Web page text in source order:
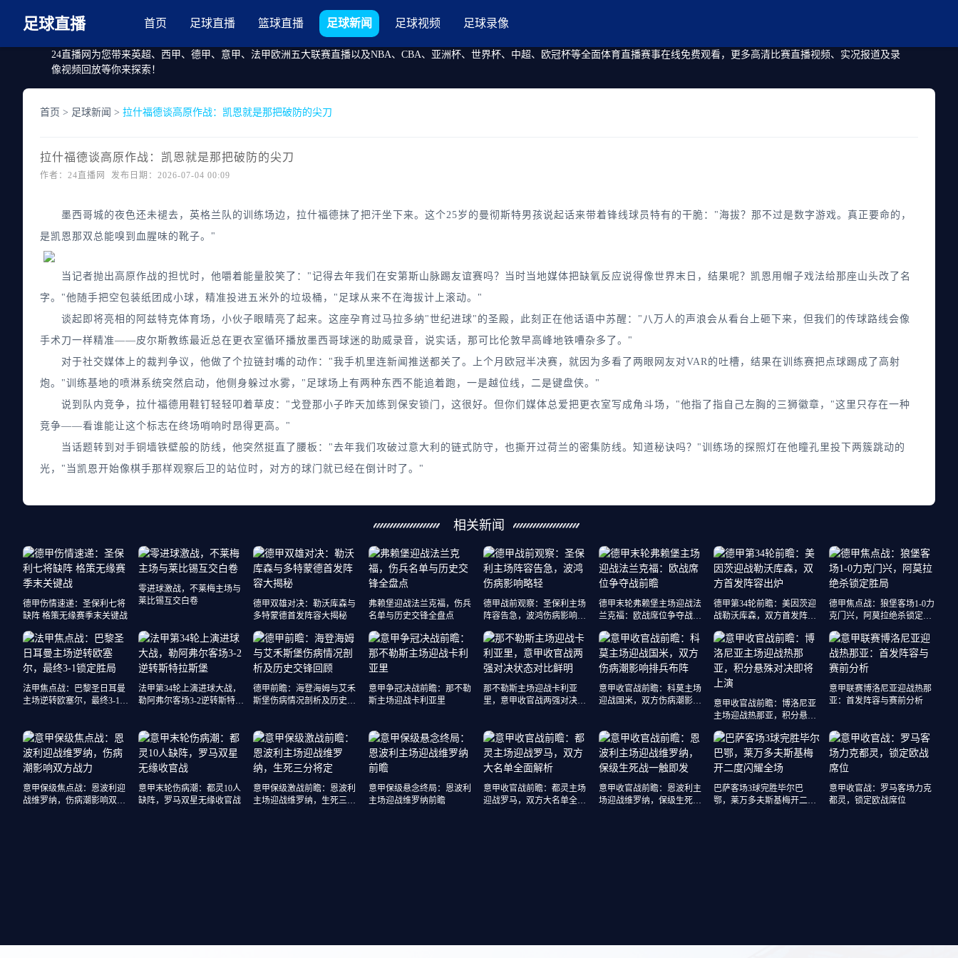
足球直播 首页 足球直播 篮球直播 足球新闻 足球视频 足球录像
24直播网为您带来英超、西甲、德甲、意甲、法甲欧洲五大联赛直播以及NBA、CBA、亚洲杯、世界杯、中超、欧冠杯等全面体育直播赛事在线免费观看，更多高清比赛直播视频、实况报道及录
像视频回放等你来探索！
首页 > 足球新闻 > 拉什福德谈高原作战：凯恩就是那把破防的尖刀
拉什福德谈高原作战：凯恩就是那把破防的尖刀
作者：24直播网 发布日期：2026-07-04 00:09
墨西哥城的夜色还未褪去，英格兰队的训练场边，拉什福德抹了把汗坐下来。这个25岁的曼彻斯特男孩说起话来带着锋线球员特有的干脆："海拔？那不过是数字游戏。真正要命的，
是凯恩那双总能嗅到血腥味的靴子。"
当记者抛出高原作战的担忧时，他嚼着能量胶笑了："记得去年我们在安第斯山脉踢友谊赛吗？当时当地媒体把缺氧反应说得像世界末日，结果呢？凯恩用帽子戏法给那座山头改了名
字。"他随手把空包装纸团成小球，精准投进五米外的垃圾桶，"足球从来不在海拔计上滚动。"
谈起即将亮相的阿兹特克体育场，小伙子眼睛亮了起来。这座孕育过马拉多纳"世纪进球"的圣殿，此刻正在他话语中苏醒："八万人的声浪会从看台上砸下来，但我们的传球路线会像
手术刀一样精准——皮尔斯教练最近总在更衣室循环播放墨西哥球迷的助威录音，说实话，那可比伦敦早高峰地铁嘈杂多了。"
对于社交媒体上的裁判争议，他做了个拉链封嘴的动作："我手机里连新闻推送都关了。上个月欧冠半决赛，就因为多看了两眼网友对VAR的吐槽，结果在训练赛把点球踢成了高射
炮。"训练基地的喷淋系统突然启动，他侧身躲过水雾，"足球场上有两种东西不能追着跑，一是越位线，二是键盘侠。"
说到队内竞争，拉什福德用鞋钉轻轻叩着草皮："戈登那小子昨天加练到保安锁门，这很好。但你们媒体总爱把更衣室写成角斗场，"他指了指自己左胸的三狮徽章，"这里只存在一种
竞争——看谁能让这个标志在终场哨响时昂得更高。"
当话题转到对手铜墙铁壁般的防线，他突然挺直了腰板："去年我们攻破过意大利的链式防守，也撕开过荷兰的密集防线。知道秘诀吗？"训练场的探照灯在他瞳孔里投下两簇跳动的
光，"当凯恩开始像棋手那样观察后卫的站位时，对方的球门就已经在倒计时了。"
相关新闻
德甲伤情速递：圣保利七将
缺阵 格策无缘赛季末关键战
零进球激战，不莱梅主场与
莱比锡互交白卷
德甲双雄对决：勒沃库森与
多特蒙德首发阵容大揭秘
弗赖堡迎战法兰克福，伤兵
名单与历史交锋全盘点
德甲战前观察：圣保利主场
阵容告急，波鸿伤病影响略
德甲末轮弗赖堡主场迎战法
兰克福：欧战席位争夺战前
德甲第34轮前瞻：美因茨迎
战勒沃库森，双方首发阵容
德甲焦点战：狼堡客场1-0力
克门兴，阿莫拉绝杀锁定胜
法甲焦点战：巴黎圣日耳曼
主场逆转欧塞尔，最终3-1锁
法甲第34轮上演进球大战，
勒阿弗尔客场3-2逆转斯特拉
德甲前瞻：海登海姆与艾禾
斯堡伤病情况剖析及历史交
意甲争冠决战前瞻：那不勒
斯主场迎战卡利亚里
那不勒斯主场迎战卡利亚
里，意甲收官战两强对决状
意甲收官战前瞻：科莫主场
迎战国米，双方伤病潮影响
意甲收官战前瞻：博洛尼亚
主场迎战热那亚，积分悬殊
意甲联赛博洛尼亚迎战热那
亚：首发阵容与赛前分析
意甲保级焦点战：恩波利迎
战维罗纳，伤病潮影响双方
意甲末轮伤病潮：都灵10人
缺阵，罗马双星无缘收官战
意甲保级激战前瞻：恩波利
主场迎战维罗纳，生死三分
意甲保级悬念终局：恩波利
主场迎战维罗纳前瞻
意甲收官战前瞻：都灵主场
迎战罗马，双方大名单全面
意甲收官战前瞻：恩波利主
场迎战维罗纳，保级生死战
巴萨客场3球完胜毕尔巴
鄂，莱万多夫斯基梅开二度
意甲收官战：罗马客场力克
都灵，锁定欧战席位